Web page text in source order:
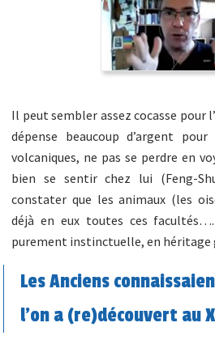
Il peut sembler assez cocasse pour
dépense beaucoup d’argent
volcaniques, ne pas se perdre en
bien se sentir chez lui (Feng-
constater que les animaux (les
déjà en eux toutes ces
purement instinctuelle, en héritage
Les Anciens
l’on a (re)découvert au